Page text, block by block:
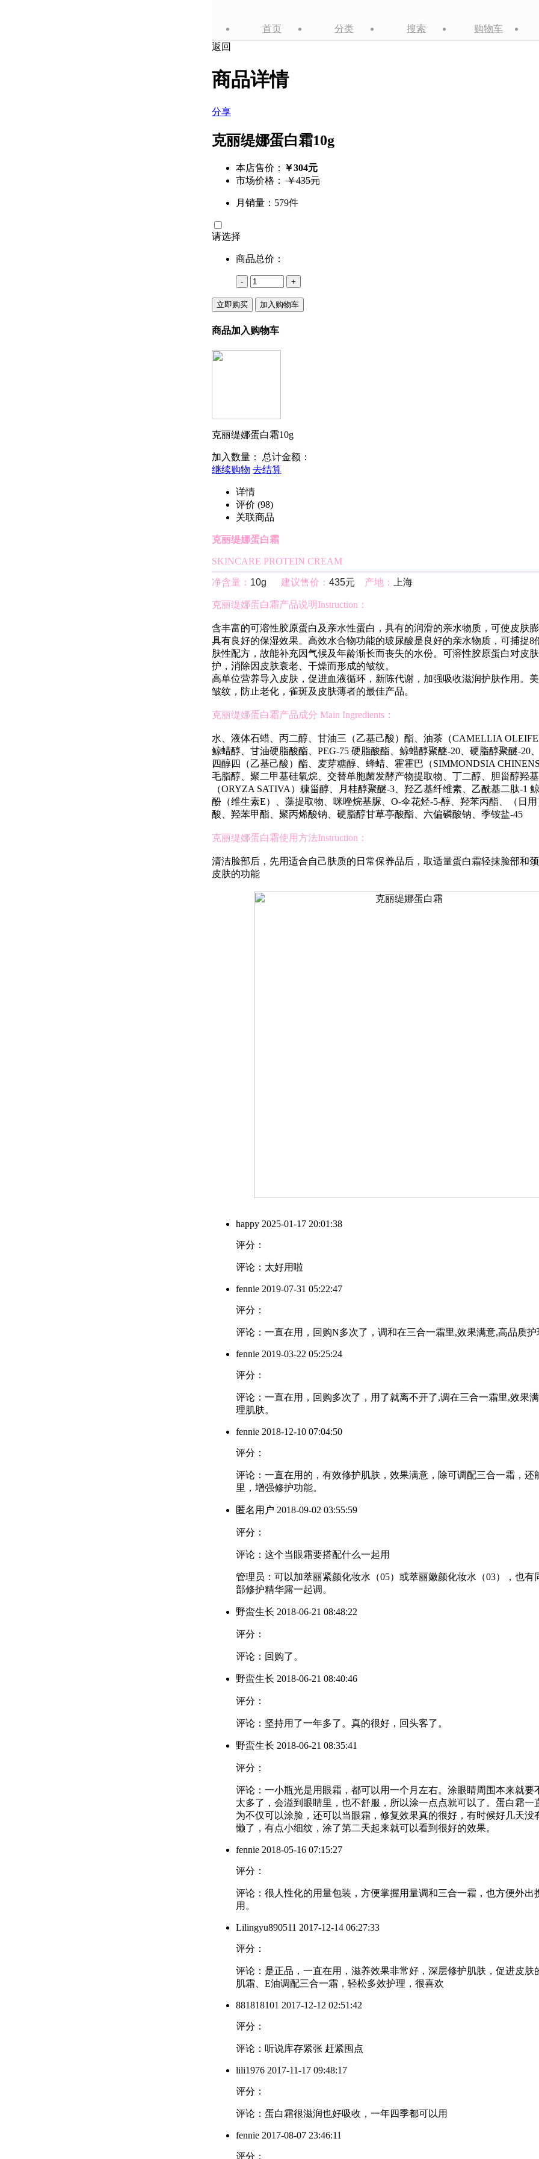
首页 分类 搜索
购物车
返回
商品详情
分享
克丽缇娜蛋白霜10g
本店售价： ￥304元
市场价格： ￥435元
月销量：579件
请选择
商品总价：
- +
立即购买 加入购物车
商品加入购物车
克丽缇娜蛋白霜10g
加入数量： 总计金额：
继续购物 去结算
详情
评价 (98)
关联商品
克丽缇娜蛋白霜
SKINCARE PROTEIN CREAM
净含量： 10g 建议售价： 435元 产地： 上海
克丽缇娜蛋白霜产品说明Instruction：
含丰富的可溶性胶原蛋白及亲水性蛋白，具有的润滑的亲水物质，可使皮肤
具有良好的保湿效果。高效水合物功能的玻尿酸是良好的亲水物质，可捕捉8
肤性配方，故能补充因气候及年龄渐长而丧失的水份。可溶性胶原蛋白对皮
护，消除因皮肤衰老、干燥而形成的皱纹。
高单位营养导入皮肤，促进血液循环，新陈代谢，加强吸收滋润护肤作用。
皱纹，防止老化，雀斑及皮肤薄者的最佳产品。
克丽缇娜蛋白霜产品成分 Main Ingredients：
水、液体石蜡、丙二醇、甘油三（乙基己酸）酯、油茶（CAMELLIA
鲸蜡醇、甘油硬脂酸酯、PEG-75 硬脂酸酯、鲸蜡醇聚醚-20、硬脂醇聚醚-20
四醇四（乙基己酸）酯、麦芽糖醇、蜂蜡、霍霍巴（SIMMONDSIA
毛脂醇、聚二甲基硅氧烷、交替单胞菌发酵产物提取物、丁二醇、胆甾醇羟
（ORYZA SATIVA）糠甾醇、月桂醇聚醚-3、羟乙基纤维素、乙酰基二肽-1
酚（维生素E）、藻提取物、咪唑烷基脲、O-伞花烃-5-醇、羟苯丙酯、（日
酸、羟苯甲酯、聚丙烯酸钠、硬脂醇甘草亭酸酯、六偏磷酸钠、季铵盐-45
克丽缇娜蛋白霜使用方法Instruction：
清洁脸部后，先用适合自己肤质的日常保养品后，取适量蛋白霜轻抹脸部和
皮肤的功能
happy 2025-01-17 20:01:38
评分：
评论：太好用啦
fennie 2019-07-31 05:22:47
评分：
评论：一直在用，回购N多次了，调和在三合一霜里,效果满意,高品质
fennie 2019-03-22 05:25:24
评分：
评论：一直在用，回购多次了，用了就离不开了,调在三合一霜里,效果
理肌肤。
fennie 2018-12-10 07:04:50
评分：
评论：一直在用的，有效修护肌肤，效果满意，除可调配三合一霜，还
里，增强修护功能。
匿名用户 2018-09-02 03:55:59
评分：
评论：这个当眼霜要搭配什么一起用
管理员：可以加萃丽紧颜化妆水（05）或萃丽嫩颜化妆水（03），也有
部修护精华露一起调。
野蛮生长 2018-06-21 08:48:22
评分：
评论：回购了。
野蛮生长 2018-06-21 08:40:46
评分：
评论：坚持用了一年多了。真的很好，回头客了。
野蛮生长 2018-06-21 08:35:41
评分：
评论：一小瓶光是用眼霜，都可以用一个月左右。涂眼睛周围本来就要
太多了，会溢到眼睛里，也不舒服，所以涂一点点就可以了。蛋白霜一
为不仅可以涂脸，还可以当眼霜，修复效果真的很好，有时候好几天没
懒了，有点小细纹，涂了第二天起来就可以看到很好的效果。
fennie 2018-05-16 07:15:27
评分：
评论：很人性化的用量包装，方便掌握用量调和三合一霜，也方便外出
用。
Lilingyu890511 2017-12-14 06:27:33
评分：
评论：是正品，一直在用，滋养效果非常好，深层修护肌肤，促进皮肤
肌霜、E油调配三合一霜，轻松多效护理，很喜欢
881818101 2017-12-12 02:51:42
评分：
评论：听说库存紧张 赶紧囤点
lili1976 2017-11-17 09:48:17
评分：
评论：蛋白霜很滋润也好吸收，一年四季都可以用
fennie 2017-08-07 23:46:11
评分：